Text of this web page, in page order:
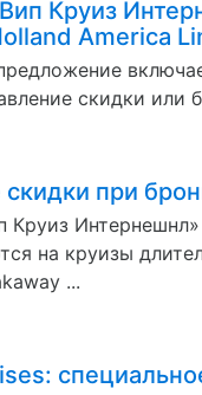
Круиз
America
скидки
при
Круиз
на круизы
...